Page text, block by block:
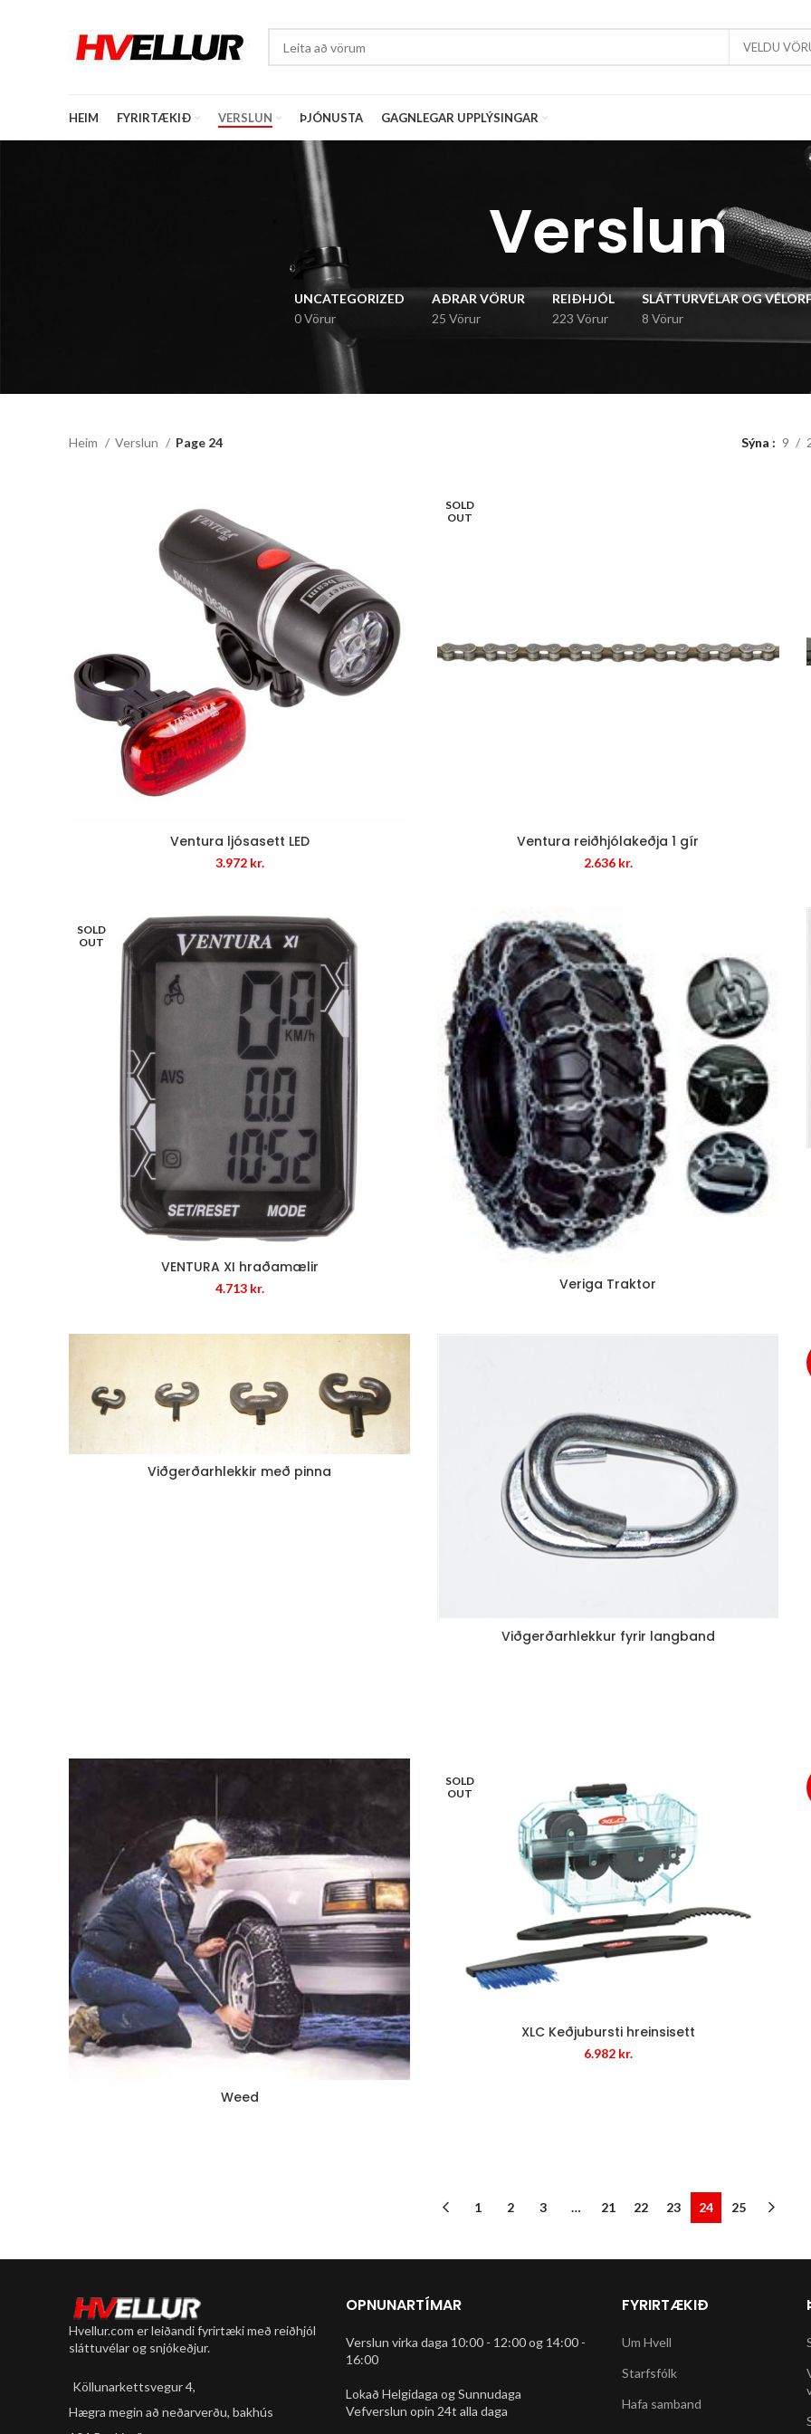
VELDU
HEIM FYRIRTÆKIÐ VERSLUN ÞJÓNUSTA GAGNLEGAR UPPLÝSINGAR
Verslun
UNCATEGORIZED
0 Vörur
AÐRAR VÖRUR
25 Vörur
REIÐHJÓL
223 Vörur
SLÁTTURVÉLAR OG
8 Vörur
Heim Verslun Page 24 Sýna 9
Ventura ljósasett LED
3.972 kr.
SOLD
OUT
Ventura reiðhjólakeðja 1 gír
2.636 kr.
SOLD
OUT
VENTURA XI hraðamælir
4.713 kr. Veriga Traktor
Viðgerðarhlekkir með pinna
Viðgerðarhlekkur fyrir langband
Weed
SOLD
OUT
XLC Keðjubursti hreinsisett
6.982 kr.
1 2 3 … 21 22 23 24 25
Hvellur.com er leiðandi fyrirtæki með reiðhjól
sláttuvélar og snjókeðjur.
Köllunarkettsvegur 4,
Hægra megin að neðarverðu, bakhús
OPNUNARTÍMAR
Verslun virka daga 10:00 - 12:00 og 14:00 -
16:00
Lokað Helgidaga og Sunnudaga
Vefverslun opin 24t alla daga
FYRIRTÆKIÐ
Um Hvell
Starfsfólk
Hafa samband